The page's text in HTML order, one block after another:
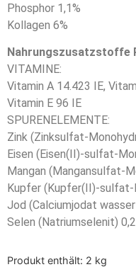
Phosphor 1,1%
Kollagen 6%
Nahrungszusatzstoffe
VITAMINE:
Vitamin A 14.423 IE,
Vitamin E 96 IE
SPURENELEMENTE:
Zink (Zinksulfat-
Eisen (Eisen(II)-sulfat-
Mangan (Mangansulfat-
Kupfer (Kupfer(II)-
Jod (Calciumjodat
Selen (Natriumselenit)
Produkt enthält: 2 kg